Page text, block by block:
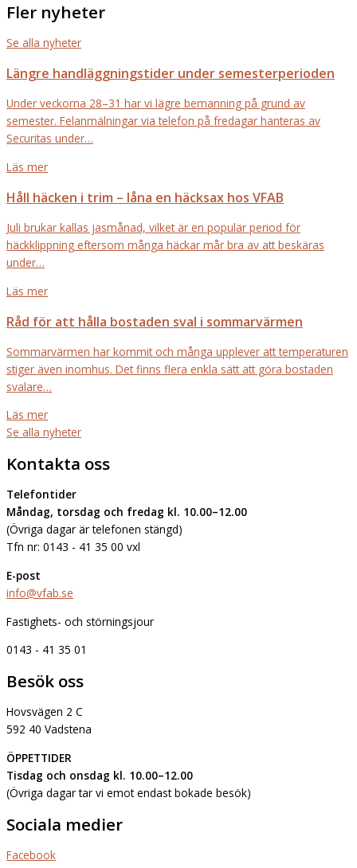
Fler nyheter
Se alla nyheter
Längre handläggningstider under semesterperioden
Under veckorna 28–31 har vi lägre bemanning på grund av
semester. Felanmälningar via telefon på fredagar hanteras av
Securitas under…
Läs mer
Håll häcken i trim – låna en häcksax hos VFAB
Juli brukar kallas jasmånad, vilket är en populär period för
häckklippning eftersom många häckar mår bra av att beskäras
under…
Läs mer
Råd för att hålla bostaden sval i sommarvärmen
Sommarvärmen har kommit och många upplever att temperaturen
stiger även inomhus. Det finns flera enkla sätt att göra bostaden
svalare…
Läs mer
Se alla nyheter
Kontakta oss
Telefontider
Måndag, torsdag och fredag kl. 10.00–12.00
(Övriga dagar är telefonen stängd)
Tfn nr: 0143 - 41 35 00 vxl
E-post
info@vfab.se
Fastighets- och störningsjour
0143 - 41 35 01
Besök oss
Hovsvägen 2 C
592 40 Vadstena
ÖPPETTIDER
Tisdag och onsdag kl. 10.00–12.00
(Övriga dagar tar vi emot endast bokade besök)
Sociala medier
Facebook